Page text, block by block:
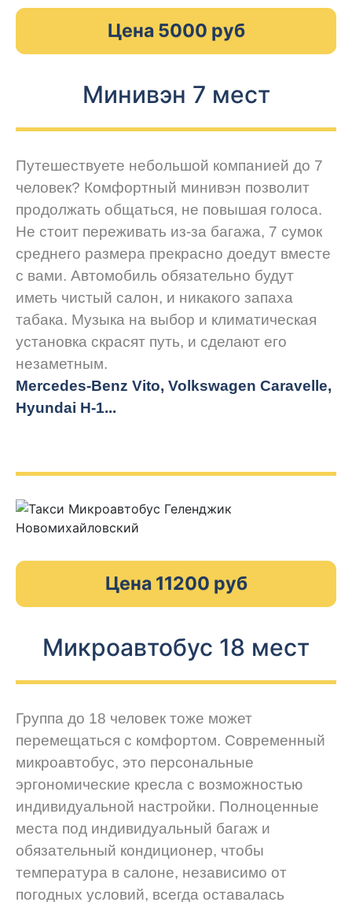
Цена 5000 руб
Минивэн 7 мест
Путешествуете небольшой компанией до 7
человек? Комфортный минивэн позволит
продолжать общаться, не повышая голоса.
Не стоит переживать из-за багажа, 7 сумок
среднего размера прекрасно доедут вместе
с вами. Автомобиль обязательно будут
иметь чистый салон, и никакого запаха
табака. Музыка на выбор и климатическая
установка скрасят путь, и сделают его
незаметным.
Mercedes-Benz Vito, Volkswagen Caravelle,
Hyundai H-1...
Цена 11200 руб
Микроавтобус 18 мест
Группа до 18 человек тоже может
перемещаться с комфортом. Современный
микроавтобус, это персональные
эргономические кресла с возможностью
индивидуальной настройки. Полноценные
места под индивидуальный багаж и
обязательный кондиционер, чтобы
температура в салоне, независимо от
погодных условий, всегда оставалась